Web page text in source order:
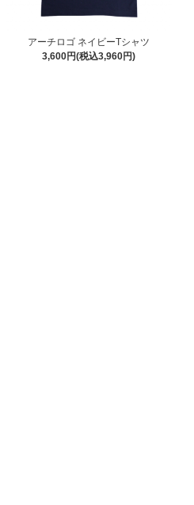
アーチロゴ ネイビーTシャツ
3,600円(税込3,960円)